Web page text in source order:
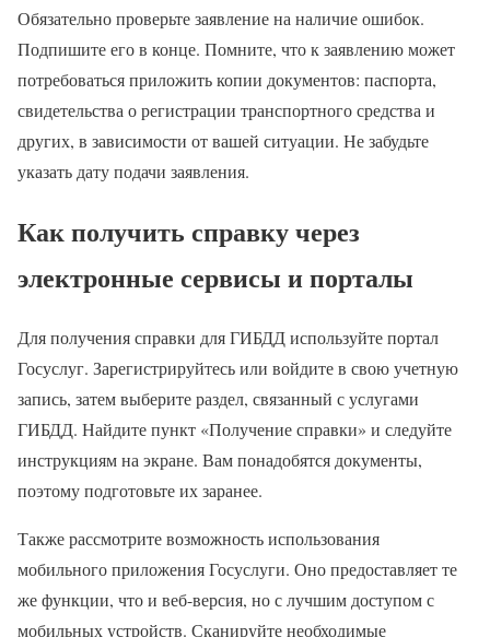
Обязательно проверьте заявление на наличие ошибок.
Подпишите его в конце. Помните, что к заявлению может
потребоваться приложить копии документов: паспорта,
свидетельства о регистрации транспортного средства и
других, в зависимости от вашей ситуации. Не забудьте
указать дату подачи заявления.
Как получить справку через
электронные сервисы и порталы
Для получения справки для ГИБДД используйте портал
Госуслуг. Зарегистрируйтесь или войдите в свою учетную
запись, затем выберите раздел, связанный с услугами
ГИБДД. Найдите пункт «Получение справки» и следуйте
инструкциям на экране. Вам понадобятся документы,
поэтому подготовьте их заранее.
Также рассмотрите возможность использования
мобильного приложения Госуслуги. Оно предоставляет те
же функции, что и веб-версия, но с лучшим доступом с
мобильных устройств. Сканируйте необходимые